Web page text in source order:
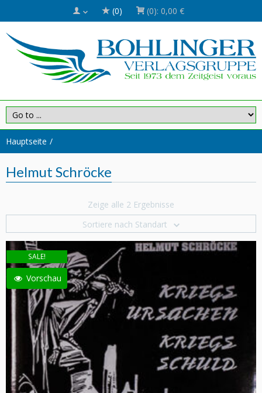
(0) (0): 0,00 €
Hauptseite
Helmut Schröcke
Zeige alle 2 Ergebnisse
Sortiere nach Standart
SALE!
Vorschau